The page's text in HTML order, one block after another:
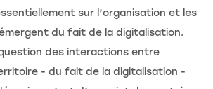
sur l’organisation et les
du fait de la digitalisation.
des interactions entre
- du fait de la digitalisation -